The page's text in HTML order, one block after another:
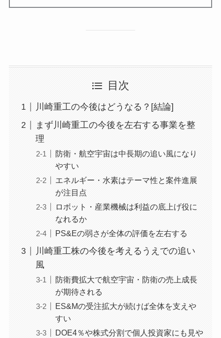
目次
川崎重工の今後はどうなる？[結論]
まず川崎重工の今後を左右する事業を整
理
防衛・航空宇宙は中長期の追い風になり
やすい
エネルギー・水素はテーマ性と案件進展
が注目点
ロボット・産業機械は利益の底上げ役に
なれるか
PS&Eの弱さが全体の評価を左右する
川崎重工株の今後を考えるうえでの追い
風
防衛費拡大で航空宇宙・防衛の売上成長
が期待される
ES&Mの受注拡大が続けば全体を支えや
すい
DOE4％や株式分割で個人投資家にも見や